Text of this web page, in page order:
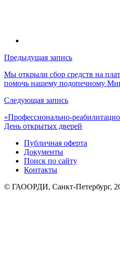
Навигация
по
записям
Предыдущая запись
Мы открыли сбор средств на
помочь нашему подопечному
Следующая запись
«Профессионально-
День открытых дверей
Публичная оферта
Документы
Поиск по сайту
Контакты
© ГАООРДИ, Санкт-Петербург,